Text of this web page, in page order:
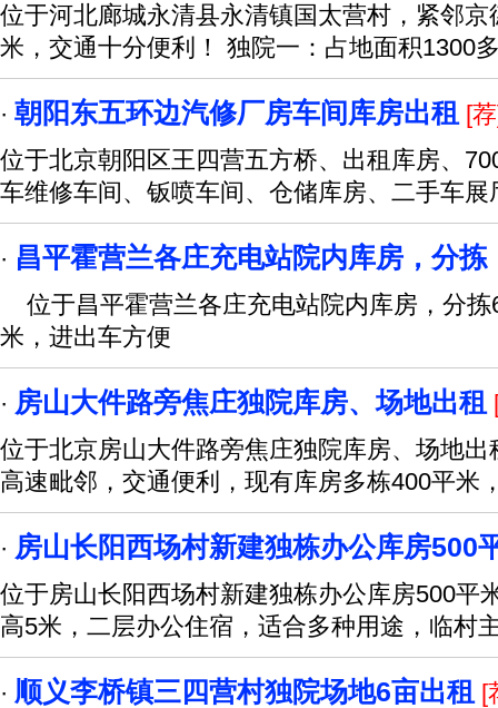
位于河北廊城永清县永清镇国太营村，紧邻
米，交通十分便利！ 独院一：占地面积1300
· 朝阳东五环边汽修厂房车间库房出租 [
位于北京朝阳区王四营五方桥、出租库房、
车维修车间、钣喷车间、仓储库房、二手车展
· 昌平霍营兰各庄充电站院内库房，分拣
位于昌平霍营兰各庄充电站院内库房，分拣
米，进出车方便
· 房山大件路旁焦庄独院库房、场地出租
位于北京房山大件路旁焦庄独院库房、场地
高速毗邻，交通便利，现有库房多栋400平米
· 房山长阳西场村新建独栋办公库房500
位于房山长阳西场村新建独栋办公库房500平
高5米，二层办公住宿，适合多种用途，临村
· 顺义李桥镇三四营村独院场地6亩出租 [